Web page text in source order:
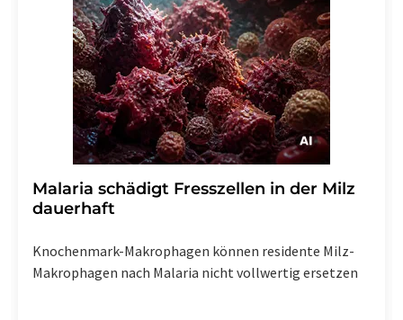
Malaria schädigt Fresszellen in der Milz
dauerhaft
Knochenmark-Makrophagen können residente Milz-
Makrophagen nach Malaria nicht vollwertig ersetzen